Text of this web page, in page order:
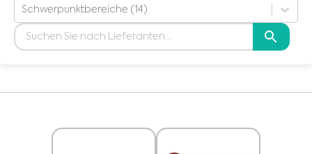
Schwerpunktbereiche (14)